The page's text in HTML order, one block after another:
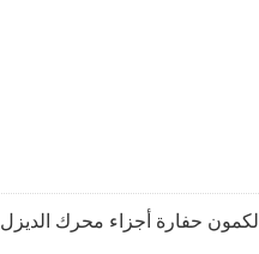
الكمون حفارة أجزاء محرك الديزل ISDE ISBE QSB6.7 عموم النفط 2831343 2831341